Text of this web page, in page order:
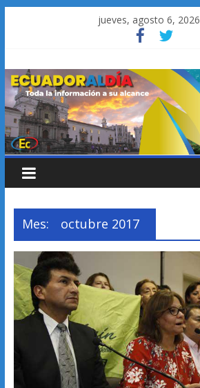
jueves, agosto 6, 2026
Mes: octubre 2017